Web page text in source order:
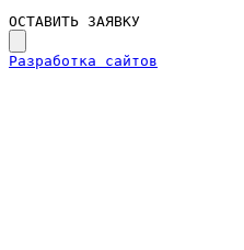
ОСТАВИТЬ ЗАЯВКУ
Разработка сайтов